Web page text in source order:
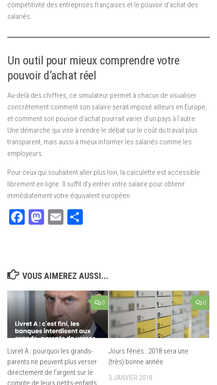
compétitivité des entreprises françaises et le pouvoir d’achat des
salariés.
Un outil pour mieux comprendre votre
pouvoir d’achat réel
Au-delà des chiffres, ce simulateur permet à chacun de visualiser
concrètement comment son salaire serait imposé ailleurs en Europe,
et comment son pouvoir d’achat pourrait varier d’un pays à l’autre.
Une démarche qui vise à rendre le débat sur le coût du travail plus
transparent, mais aussi à mieux informer les salariés comme les
employeurs.
Pour ceux qui souhaitent aller plus loin, la calculette est accessible
librement en ligne. Il suffit d’y entrer votre salaire pour obtenir
immédiatement votre équivalent européen.
Facebook
Mastodon
Email
VOUS AIMEREZ AUSSI...
0
Livret A : pourquoi les grands-
parents ne peuvent plus verser
directement de l’argent sur le
compte de leurs petits-enfants
0
Jours fériés : 2018 sera une
(très) bonne année
3 JANVIER 2018